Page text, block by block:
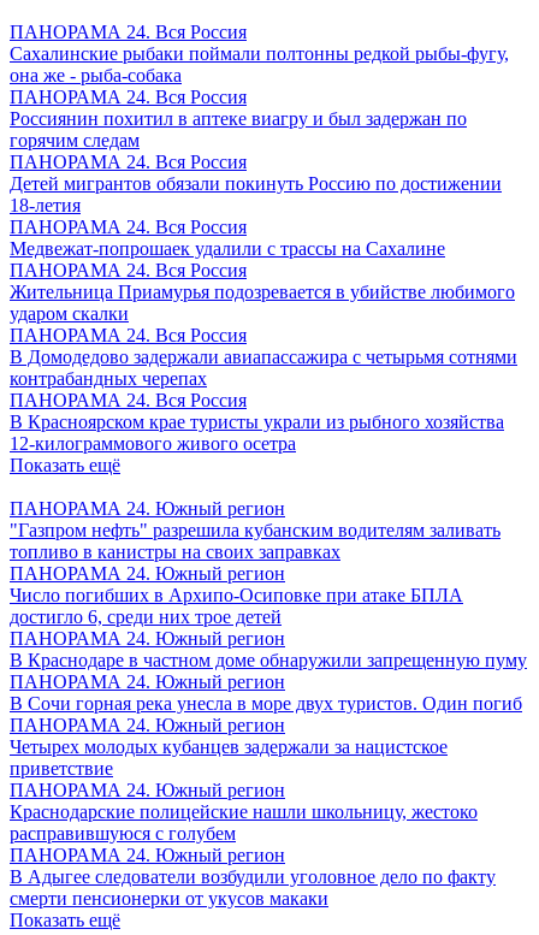
ПАНОРАМА 24. Вся Россия
Сахалинские рыбаки поймали полтонны редкой рыбы-фугу,
она же - рыба-собака
ПАНОРАМА 24. Вся Россия
Россиянин похитил в аптеке виагру и был задержан по
горячим следам
ПАНОРАМА 24. Вся Россия
Детей мигрантов обязали покинуть Россию по достижении
18-летия
ПАНОРАМА 24. Вся Россия
Медвежат-попрошаек удалили с трассы на Сахалине
ПАНОРАМА 24. Вся Россия
Жительница Приамурья подозревается в убийстве любимого
ударом скалки
ПАНОРАМА 24. Вся Россия
В Домодедово задержали авиапассажира с четырьмя сотнями
контрабандных черепах
ПАНОРАМА 24. Вся Россия
В Красноярском крае туристы украли из рыбного хозяйства
12-килограммового живого осетра
Показать ещё
ПАНОРАМА 24. Южный регион
"Газпром нефть" разрешила кубанским водителям заливать
топливо в канистры на своих заправках
ПАНОРАМА 24. Южный регион
Число погибших в Архипо-Осиповке при атаке БПЛА
достигло 6, среди них трое детей
ПАНОРАМА 24. Южный регион
В Краснодаре в частном доме обнаружили запрещенную пуму
ПАНОРАМА 24. Южный регион
В Сочи горная река унесла в море двух туристов. Один погиб
ПАНОРАМА 24. Южный регион
Четырех молодых кубанцев задержали за нацистское
приветствие
ПАНОРАМА 24. Южный регион
Краснодарские полицейские нашли школьницу, жестоко
расправившуюся с голубем
ПАНОРАМА 24. Южный регион
В Адыгее следователи возбудили уголовное дело по факту
смерти пенсионерки от укусов макаки
Показать ещё